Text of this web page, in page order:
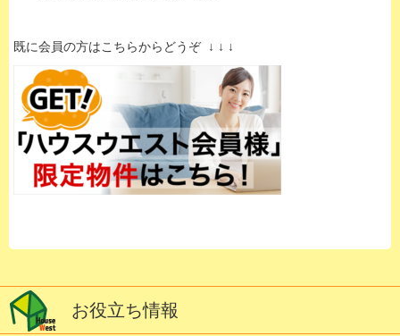
既に会員の方はこちらからどうぞ ↓ ↓ ↓
お役立ち情報